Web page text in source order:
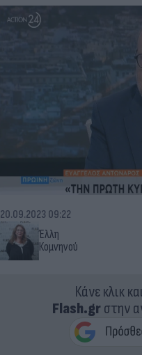
Έλλη
Κομνηνού
20.09.2023 09:22
Κάνε κλικ
Flash.grστην